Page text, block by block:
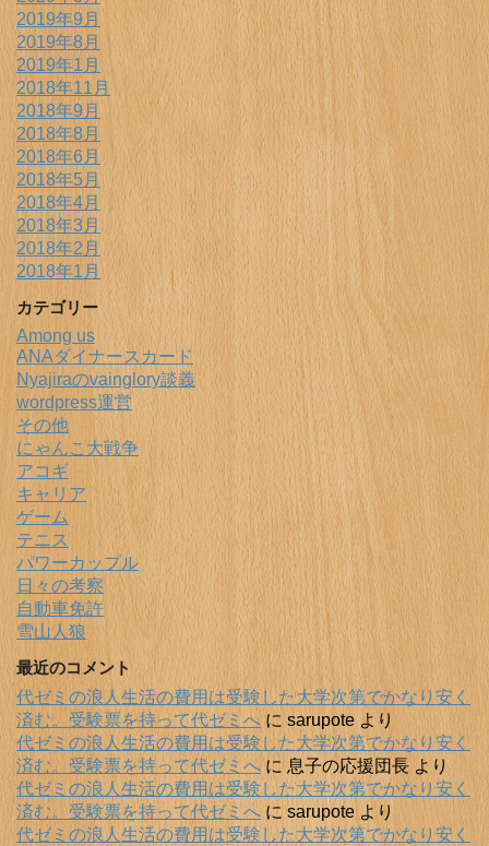
2019年9月
2019年8月
2019年1月
2018年11月
2018年9月
2018年8月
2018年6月
2018年5月
2018年4月
2018年3月
2018年2月
2018年1月
カテゴリー
Among us
ANAダイナースカード
Nyajiraのvainglory談義
wordpress運営
その他
にゃんこ大戦争
アコギ
キャリア
ゲーム
テニス
パワーカップル
日々の考察
自動車免許
雪山人狼
最近のコメント
代ゼミの浪人生活の費用は受験した大学次第でかなり安く
済む。受験票を持って代ゼミへ に sarupote より
代ゼミの浪人生活の費用は受験した大学次第でかなり安く
済む。受験票を持って代ゼミへに 息子の応援団長 より
代ゼミの浪人生活の費用は受験した大学次第でかなり安く
済む。受験票を持って代ゼミへ にsarupoteより
代ゼミの浪人生活の費用は受験した大学次第でかなり安く